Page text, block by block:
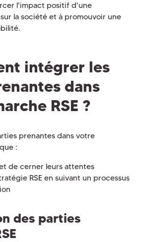
l'impact positif d'une
la société et à promouvoir une
intégrer les
dans
RSE ?
prenantes dans votre
:
de cerner leurs attentes
RSE en suivant un processus
des parties